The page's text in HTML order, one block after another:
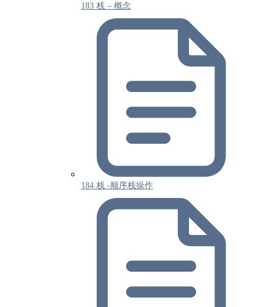
183 栈 – 概念
184 栈 -顺序栈操作